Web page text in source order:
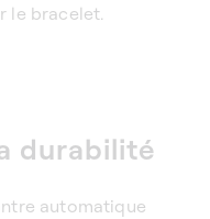
le bracelet.
durabilité
automatique